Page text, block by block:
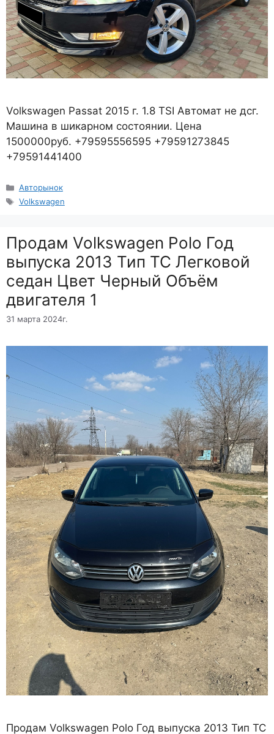
Volkswagen Passat 2015 г. 1.8 TSI Автомат не дсг.
Машина в шикарном состоянии. Цена
1500000руб. +79595556595 +79591273845
+79591441400
Рубрики
Авторынок
Метки
Volkswagen
Продам Volkswagen Polo Год
выпуска 2013 Тип ТС Легковой
седан Цвет Черный Объём
двигателя 1
31 марта 2024г.
Продам Volkswagen Polo Год выпуска 2013 Тип ТС